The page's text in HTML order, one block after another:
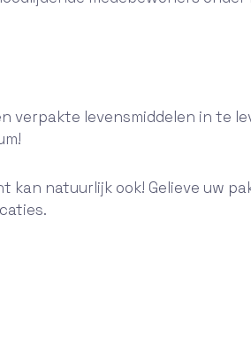
verpakte levensmiddelen in te
kan natuurlijk ook! Gelieve uw